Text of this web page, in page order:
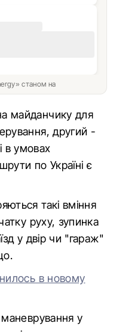
станом на
майданчику для
другий -
в умовах
по Україні є
такі вміння
руху, зупинка
у двір чи "гараж"
в новому
маневрування у